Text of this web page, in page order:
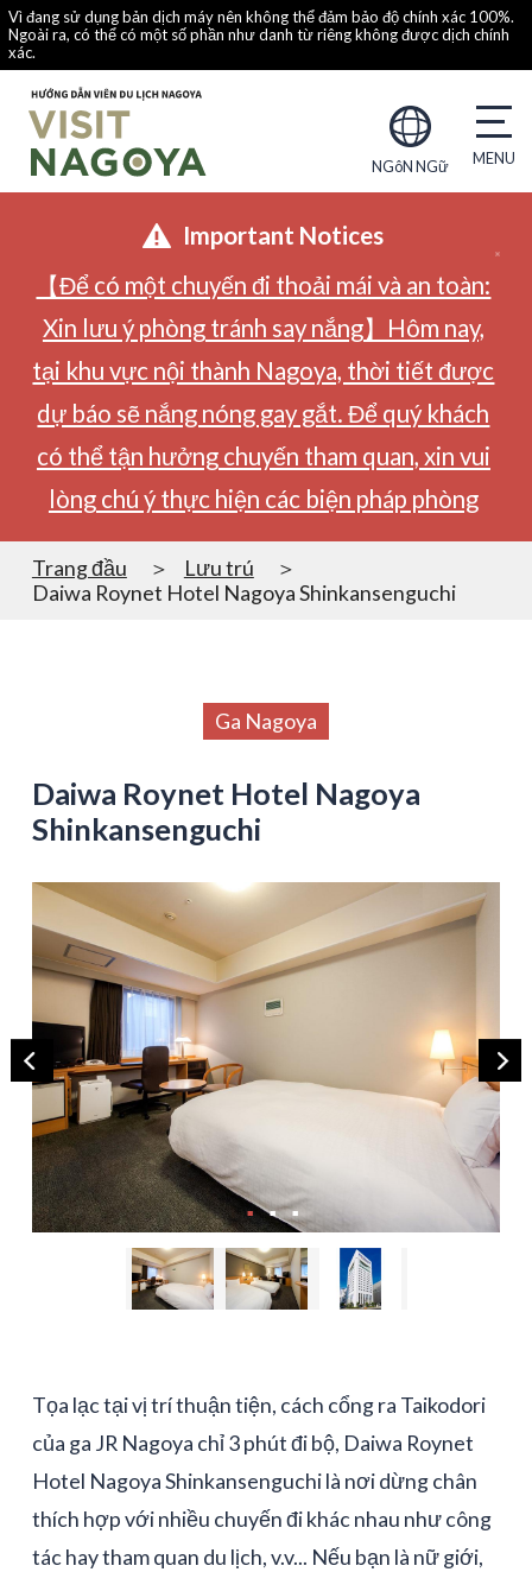
Vì đang sử dụng bản dịch máy nên không thể đảm bảo độ chính xác 100%.
Ngoài ra, có thể có một số phần như danh từ riêng không được dịch chính
xác.
NGôN NGữ
Important Notices
【Để có một chuyến đi thoải mái và an toàn:
Xin lưu ý phòng tránh say nắng】Hôm nay,
tại khu vực nội thành Nagoya, thời tiết được
dự báo sẽ nắng nóng gay gắt. Để quý khách
có thể tận hưởng chuyến tham quan, xin vui
lòng chú ý thực hiện các biện pháp phòng
Trang đầu
Lưu trú
Daiwa Roynet Hotel Nagoya Shinkansenguchi
Ga Nagoya
Daiwa Roynet Hotel Nagoya
Shinkansenguchi
Tọa lạc tại vị trí thuận tiện, cách cổng ra Taikodori
của ga JR Nagoya chỉ 3 phút đi bộ, Daiwa Roynet
Hotel Nagoya Shinkansenguchi là nơi dừng chân
thích hợp với nhiều chuyến đi khác nhau như công
tác hay tham quan du lịch, v.v... Nếu bạn là nữ giới,